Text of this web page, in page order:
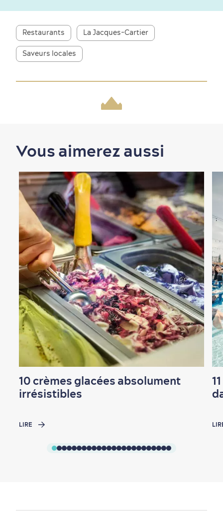
Nature à proximité
Magasinage
En famille
Restaurants La Jacques-Cartier
Saveurs locales
Vous aimerez aussi
10 crèmes glacées absolument
irrésistibles
LIRE